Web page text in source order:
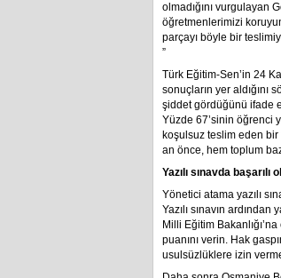
olmadığını vurgulayan
öğretmenlerimizi
parçayı böyle bir
”
Türk Eğitim-Sen’in 24
sonuçların yer aldığını
şiddet gördüğünü ifade
Yüzde 67’sinin öğrenci
koşulsuz teslim eden
an önce, hem toplum
Yazılı sınavda
Yönetici atama yazılı
Yazılı sınavın
Milli Eğitim
puanını verin. Hak
usulsüzlüklere izin